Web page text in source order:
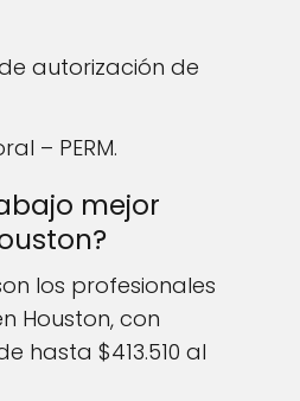
autorización de
– PERM.
mejor
los profesionales
Houston, con
hasta $413.510 al